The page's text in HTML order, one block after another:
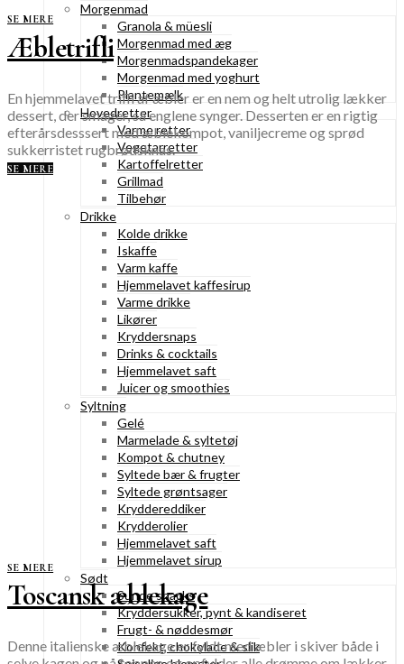
Morgenmad
Granola & müesli
Morgenmad med æg
Morgenmadspandekager
Morgenmad med yoghurt
Plantemælk
Hovedretter
Varme retter
Vegetarretter
Kartoffelretter
Grillmad
Tilbehør
Drikke
Kolde drikke
Iskaffe
Varm kaffe
Hjemmelavet kaffesirup
Varme drikke
Likører
Kryddersnaps
Drinks & cocktails
Hjemmelavet saft
Juicer og smoothies
Syltning
Gelé
Marmelade & syltetøj
Kompot & chutney
Syltede bær & frugter
Syltede grøntsager
Kryddereddiker
Krydderolier
Hjemmelavet saft
Hjemmelavet sirup
Sødt
Sunde snacks
Kryddersukker, pynt & kandiseret
Frugt- & nøddesmør
Konfekt, chokolade & slik
SE MERE
Æbletrifli
En hjemmelavet trifli af æbler er en nem og helt utrolig lækker
dessert, der smager, så englene synger. Desserten er en rigtig
efterårsdesssert med æblekompot, vaniljecreme og sprød
sukkerristet rugbrødsknas.
SE MERE
SE MERE
Toscansk æblekage
Denne italienske æblekage er fyldt med æbler i skiver både i